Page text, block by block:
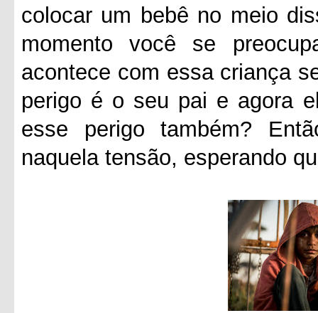
colocar um bebê no meio
momento você se
acontece com essa criança
perigo é o seu pai e agora
esse perigo também?
naquela tensão, esperando